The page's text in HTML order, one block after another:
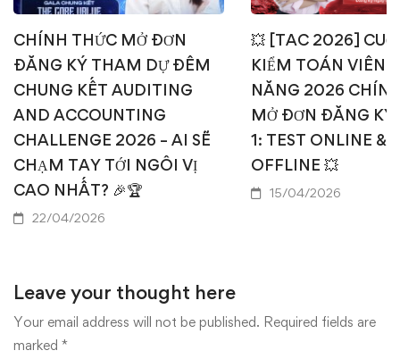
CHÍNH THỨC MỞ ĐƠN
ĐĂNG KÝ THAM DỰ ĐÊM
CHUNG KẾT AUDITING
AND ACCOUNTING
CHALLENGE 2026 – AI SẼ
CHẠM TAY TỚI NGÔI VỊ
CAO NHẤT? 🎉🏆
22/04/2026
💥 [TAC 2026]
KIỂM TOÁN VIÊN
NĂNG 2026
MỞ ĐƠN ĐĂNG KÝ
1: TEST ONLINE &
OFFLINE 💥
15/04/2026
Leave your thought here
Your email address will not be published. Required fields are
marked *